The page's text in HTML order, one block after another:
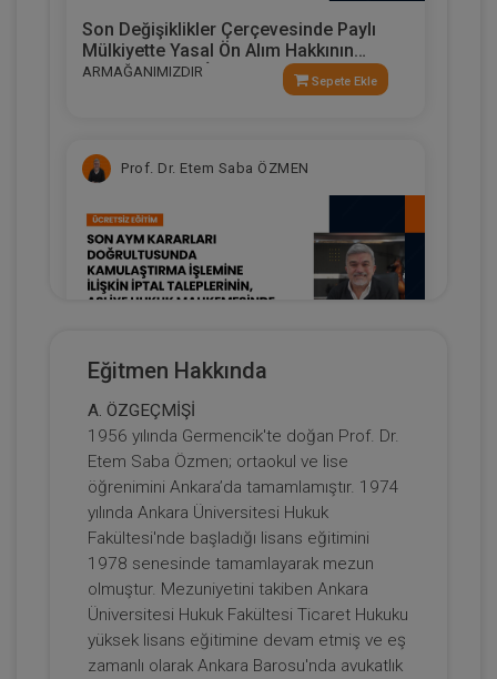
Son Değişiklikler Çerçevesinde Paylı
Mülkiyette Yasal Ön Alım Hakkının
Kullanılmasına İlişkin Hüküm Ve
ARMAĞANIMIZDIR
Sepete Ekle
Prof. Dr. Etem Saba ÖZMEN
Son AYM Kararları Doğrultusunda
Kamulaştırma İşlemine İlişkin İptal
Taleplerinin, Asliye Hukuk
Mahkemesinde Görülen Kamulaştırma
Bedelinin Tespiti Davasına Etkileri Video
Eğitimi
ARMAĞANIMIZDIR
Sepete Ekle
Prof. Dr. Etem Saba ÖZMEN
Eğitmen Hakkında
A. ÖZGEÇMİŞİ
1956 yılında Germencik'te doğan Prof. Dr.
Etem Saba Özmen; ortaokul ve lise
öğrenimini Ankara’da tamamlamıştır. 1974
yılında Ankara Üniversitesi Hukuk
Fakültesi'nde başladığı lisans eğitimini
1978 senesinde tamamlayarak mezun
olmuştur. Mezuniyetini takiben Ankara
Üniversitesi Hukuk Fakültesi Ticaret Hukuku
yüksek lisans eğitimine devam etmiş ve eş
zamanlı olarak Ankara Barosu'nda avukatlık